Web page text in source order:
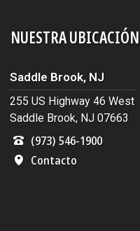
NUESTRA UBICACIÓN
Saddle Brook, NJ
255 US Highway 46 West
Saddle Brook, NJ 07663
(973) 546-1900
Contacto